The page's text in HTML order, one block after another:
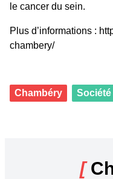
le cancer du sein.
Plus d’informations :
chambery/
Chambéry Société
[